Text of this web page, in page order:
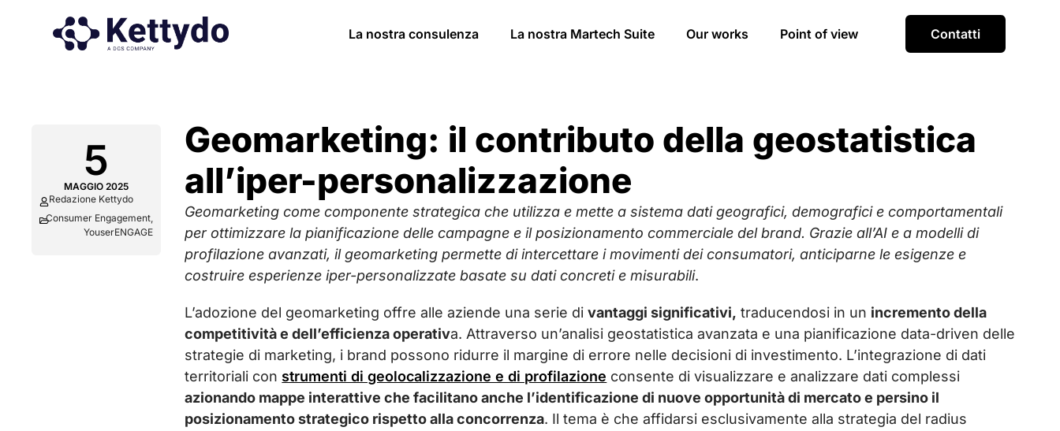
La nostra consulenza La nostra Martech Suite Our works Point of view Contatti
5
MAGGIO 2025
Redazione Kettydo
Consumer Engagement,
YouserENGAGE
Geomarketing: il contributo della geostatistica
all’iper-personalizzazione
Geomarketing come componente strategica che utilizza e mette a sistema dati geografici, demografici e comportamentali
per ottimizzare la pianificazione delle campagne e il posizionamento commerciale del brand. Grazie all’AI e a modelli di
profilazione avanzati, il geomarketing permette di intercettare i movimenti dei consumatori, anticiparne le esigenze e
costruire esperienze iper-personalizzate basate su dati concreti e misurabili.
L’adozione del geomarketing offre alle aziende una serie divantaggi significativi, traducendosi in un incremento della
competitività e dell’efficienza operativa. Attraverso un’analisi geostatistica avanzata e una pianificazione data-driven delle
strategie di marketing, i brand possono ridurre il margine di errore nelle decisioni di investimento. L’integrazione di dati
territoriali con strumenti di geolocalizzazione e di profilazione consente di visualizzare e analizzare dati complessi
azionando mappe interattive che facilitano anche l’identificazione di nuove opportunità di mercato e persino il
posizionamento strategico rispetto alla concorrenza. Il tema è che affidarsi esclusivamente alla strategia del radius